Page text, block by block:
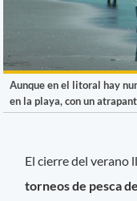
Aunque en el litoral hay
en la playa, con un
El cierre del verano
torneos de pesca